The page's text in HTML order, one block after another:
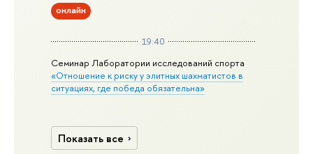
онлайн
19:40
Семинар Лаборатории исследований спорта
«Отношение к риску у элитных шахматистов в
ситуациях, где победа обязательна»
Показать все